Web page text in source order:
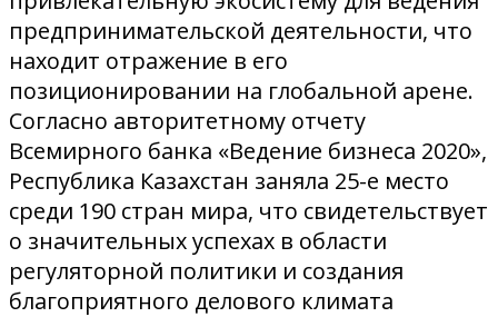
предпринимательской деятельности, что
находит отражение в его
позиционировании на глобальной арене.
Согласно авторитетному отчету
Всемирного банка «Ведение бизнеса 2020»,
Республика Казахстан заняла 25-е место
среди 190 стран мира, что свидетельствует
о значительных успехах в области
регуляторной политики и создания
благоприятного делового климата